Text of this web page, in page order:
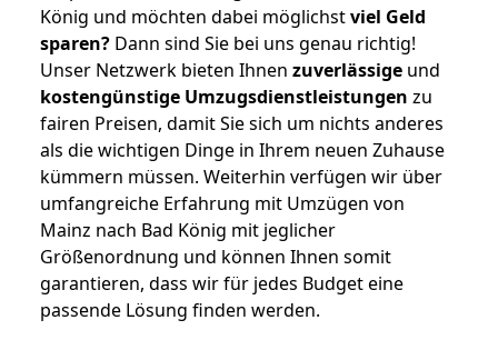
König und möchten dabei möglichstviel Geld
sparen? Dann sind Sie bei uns genau richtig!
Unser Netzwerk bieten Ihnen zuverlässige und
kostengünstige Umzugsdienstleistungen zu
fairen Preisen, damit Sie sich um nichts anderes
als die wichtigen Dinge in Ihrem neuen Zuhause
kümmern müssen. Weiterhin verfügen wir über
umfangreiche Erfahrung mit Umzügen von
Mainz nach Bad König mit jeglicher
Größenordnung und können Ihnen somit
garantieren, dass wir für jedes Budget eine
passende Lösung finden werden.